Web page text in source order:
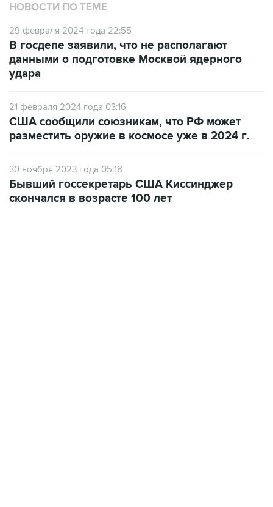
НОВОСТИ ПО ТЕМЕ
29 февраля 2024 года 22:55
В госдепе заявили, что не располагают
данными о подготовке Москвой ядерного
удара
21 февраля 2024 года 03:16
США сообщили союзникам, что РФ может
разместить оружие в космосе уже в 2024 г.
30 ноября 2023 года 05:18
Бывший госсекретарь США Киссинджер
скончался в возрасте 100 лет